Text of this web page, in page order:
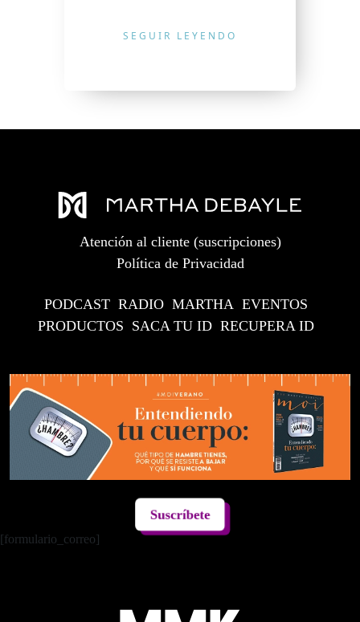
SEGUIR LEYENDO
Atención al cliente (suscripciones)
Política de Privacidad
PODCAST RADIO MARTHA EVENTOS
PRODUCTOS SACA TU ID RECUPERA ID
Suscríbete
[formulario_correo]